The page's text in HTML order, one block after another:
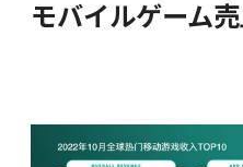
モバイルゲーム